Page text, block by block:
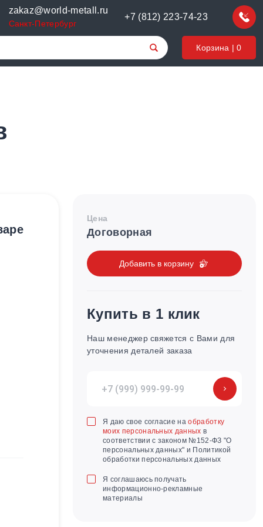
zakaz@world-metall.ru
Санкт-Петербург
+7 (812) 223-74-23
Корзина |0
Цена
Договорная
Добавить в корзину
Купить в 1 клик
Наш менеджер свяжется с Вами для
уточнения деталей заказа
Я даю свое согласие наобработку
моих персональных данных в
соответствии с законом №152-ФЗ "О
персональных данных" и Политикой
обработки персональных данных
Я соглашаюсь получать
информационно-рекламные
материалы